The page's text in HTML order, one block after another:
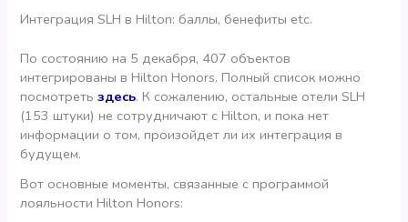
Интеграция SLH в Hilton: баллы, бенефиты etc.
По состоянию на 5 декабря, 407 объектов
интегрированы в Hilton Honors. Полный список можно
посмотретьздесь. К сожалению, остальные отели SLH
(153 штуки) не сотрудничают с Hilton, и пока нет
информации о том, произойдет ли их интеграция в
будущем.
Вот основные моменты, связанные с программой
лояльности Hilton Honors: